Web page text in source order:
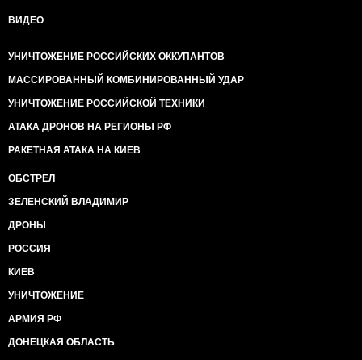
ВИДЕО
УНИЧТОЖЕНИЕ РОССИЙСКИХ ОККУПАНТОВ
МАССИРОВАННЫЙ КОМБИНИРОВАННЫЙ УДАР
УНИЧТОЖЕНИЕ РОССИЙСКОЙ ТЕХНИКИ
АТАКА ДРОНОВ НА РЕГИОНЫ РФ
РАКЕТНАЯ АТАКА НА КИЕВ
ОБСТРЕЛ
ЗЕЛЕНСКИЙ ВЛАДИМИР
ДРОНЫ
РОССИЯ
КИЕВ
УНИЧТОЖЕНИЕ
АРМИЯ РФ
ДОНЕЦКАЯ ОБЛАСТЬ